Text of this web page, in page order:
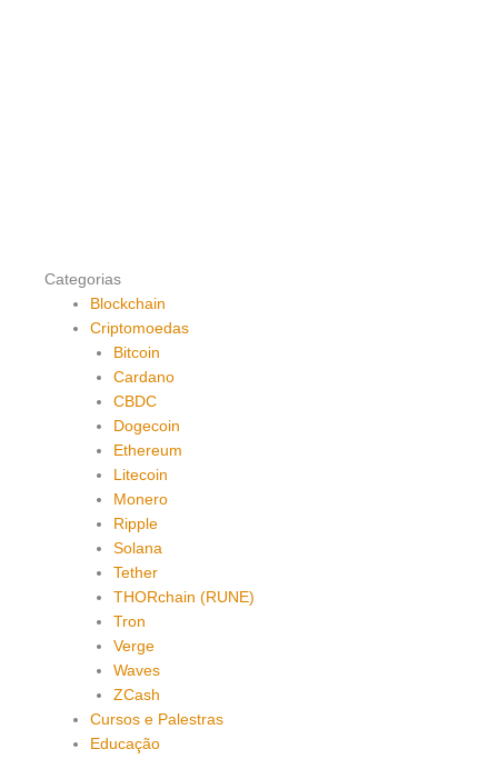
Categorias
Blockchain
Criptomoedas
Bitcoin
Cardano
CBDC
Dogecoin
Ethereum
Litecoin
Monero
Ripple
Solana
Tether
THORchain (RUNE)
Tron
Verge
Waves
ZCash
Cursos e Palestras
Educação